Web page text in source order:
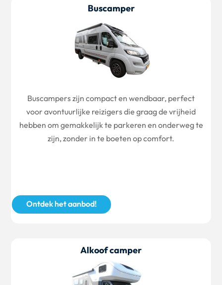
Buscamper
Buscampers zijn compact en wendbaar, perfect
voor avontuurlijke reizigers die graag de vrijheid
hebben om gemakkelijk te parkeren en onderweg te
zijn, zonder in te boeten op comfort.
Ontdek het aanbod!
Alkoof camper